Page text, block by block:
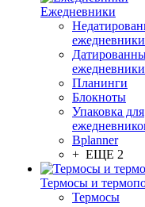
Ежедневники
ежедневники
ежедневники
Планинги
Блокноты
Упаковка для
Bplanner
+ ЕЩЕ 2
Термосы и
Термосы